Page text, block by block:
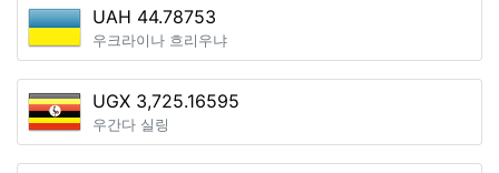
UAH 44.78753
우크라이나 흐리우냐
UGX 3,725.16595
우간다 실링